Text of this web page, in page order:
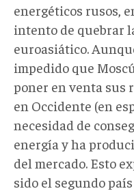
energéticos rusos,
intento de quebrar
euroasiático.
impedido que
poner en venta sus
en Occidente (en
necesidad de
energía y ha
del mercado. Esto
sido el segundo